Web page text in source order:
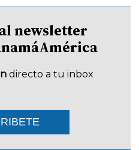
newsletter
directo a tu inbox